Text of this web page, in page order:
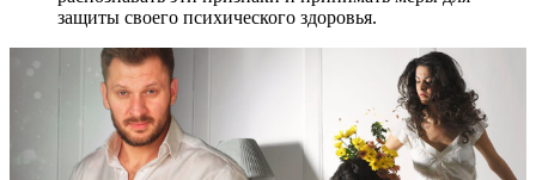
защиты своего психического здоровья.